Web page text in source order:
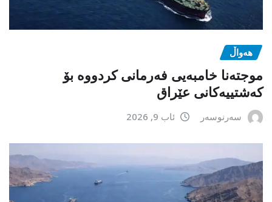
هەواڵ
موجتەنا خامبەیی فەرمانی کردووە بۆ
کەشتییەکانی عێراق
سەرنوسەر ئاب 9, 2026